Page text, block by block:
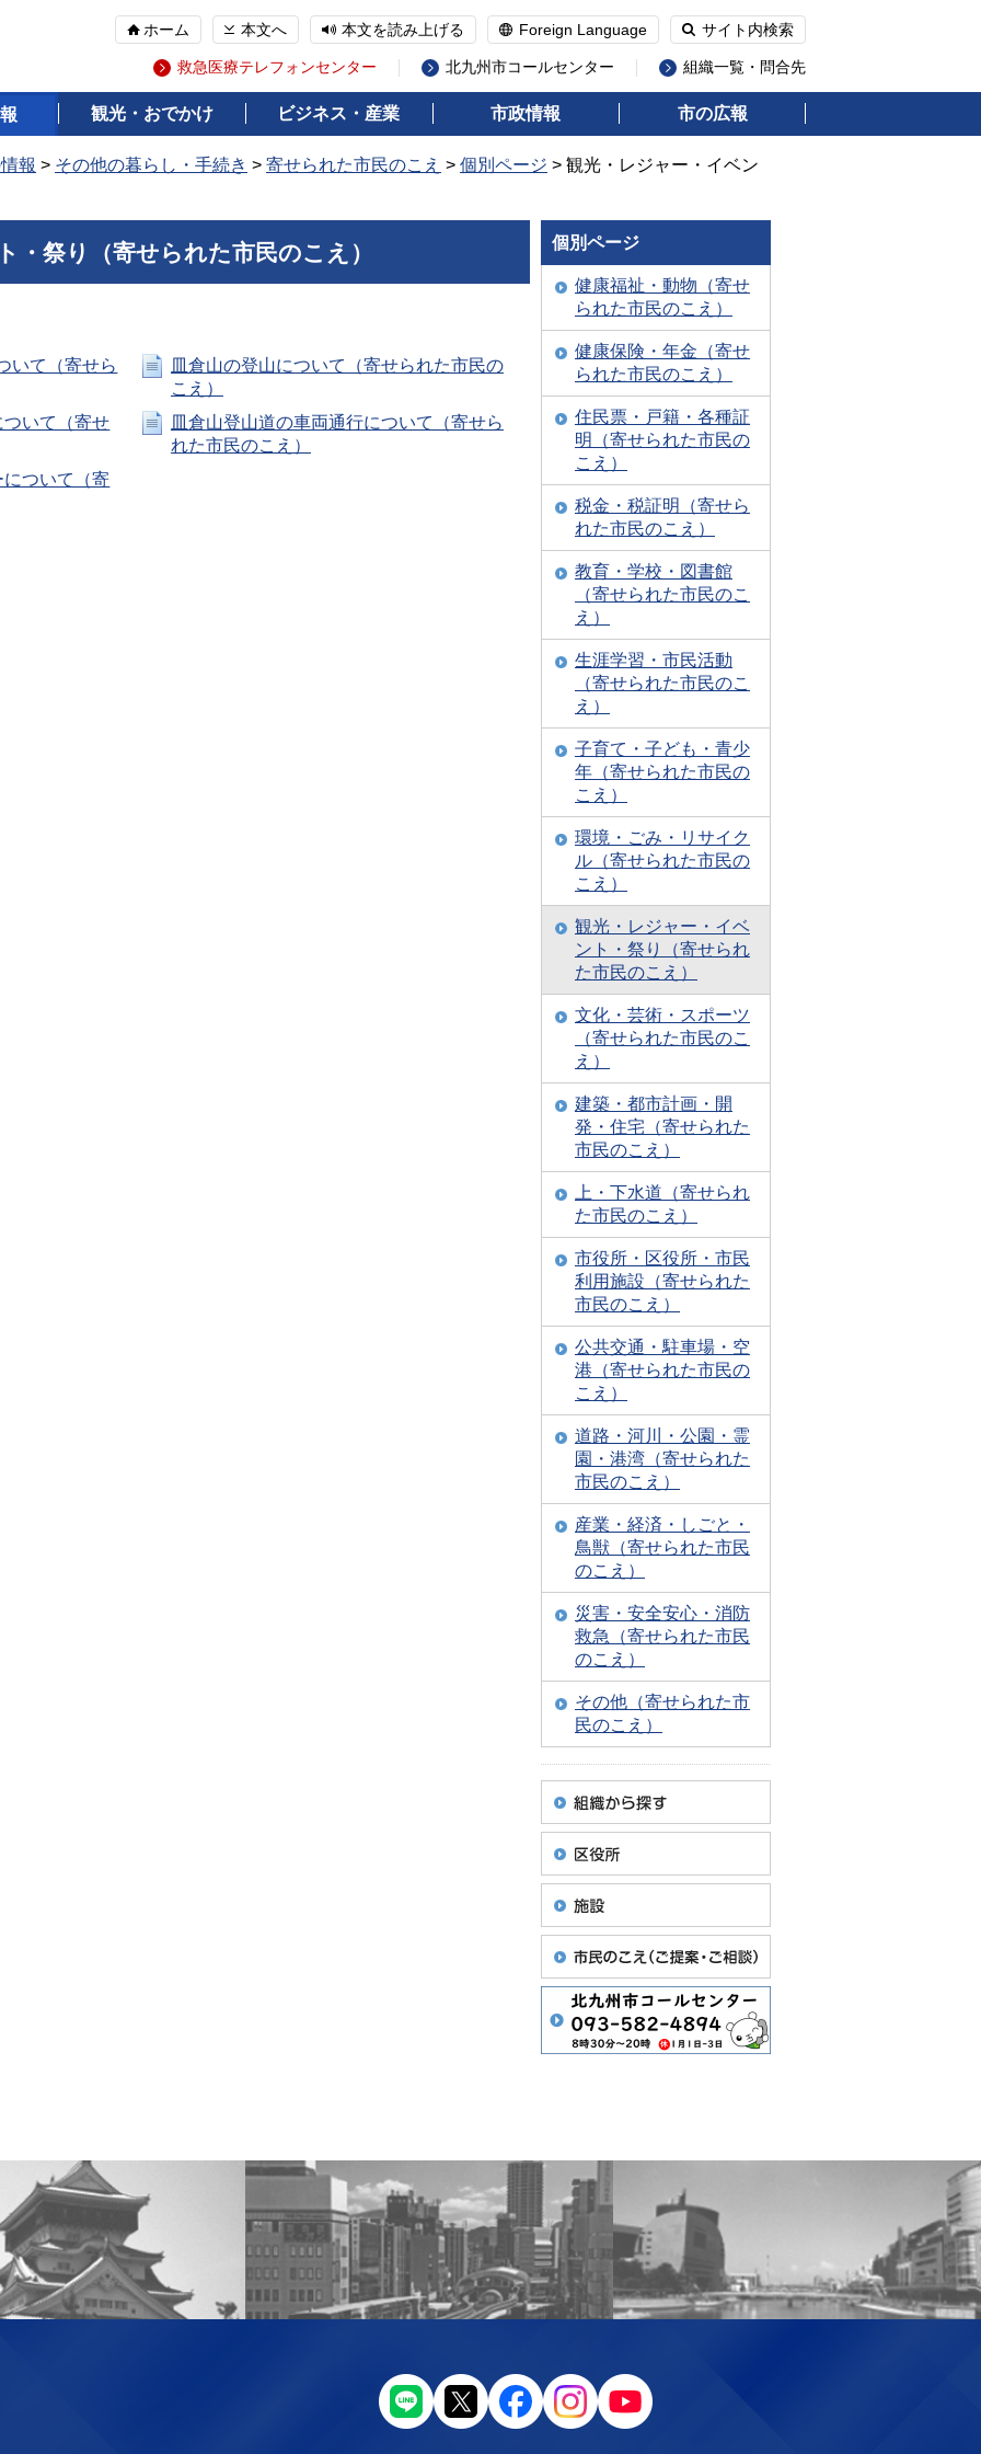
ホーム 本文へ 本文を読み上げる Foreign Language サイト内検索
救急医療テレフォンセンター 北九州市コールセンター 組織一覧・問合先
観光・おでかけ ビジネス・産業 市政情報 市の広報
報 > その他の暮らし・手続き > 寄せられた市民のこえ > 個別ページ > 観光・レジャー・イベン
・祭り（寄せられた市民のこえ）
いて（寄せら
皿倉山の登山について（寄せられた市民の
こえ）
いて（寄せ
皿倉山登山道の車両通行について（寄せら
れた市民のこえ）
ついて（寄
個別ページ
健康福祉・動物（寄せ
られた市民のこえ）
健康保険・年金（寄せ
られた市民のこえ）
住民票・戸籍・各種証
明（寄せられた市民の
こえ）
税金・税証明（寄せら
れた市民のこえ）
教育・学校・図書館
（寄せられた市民のこ
え）
生涯学習・市民活動
（寄せられた市民のこ
え）
子育て・子ども・青少
年（寄せられた市民の
こえ）
環境・ごみ・リサイク
ル（寄せられた市民の
こえ）
観光・レジャー・イベ
ント・祭り（寄せられ
た市民のこえ）
文化・芸術・スポーツ
（寄せられた市民のこ
え）
建築・都市計画・開
発・住宅（寄せられた
市民のこえ）
上・下水道（寄せられ
た市民のこえ）
市役所・区役所・市民
利用施設（寄せられた
市民のこえ）
公共交通・駐車場・空
港（寄せられた市民の
こえ）
道路・河川・公園・霊
園・港湾（寄せられた
市民のこえ）
産業・経済・しごと・
鳥獣（寄せられた市民
のこえ）
災害・安全安心・消防
救急（寄せられた市民
のこえ）
その他（寄せられた市
民のこえ）